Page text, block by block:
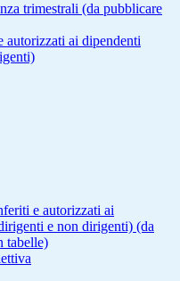
trimestrali (da pubblicare
autorizzati ai dipendenti
e autorizzati ai
e non dirigenti) (da
tabelle)